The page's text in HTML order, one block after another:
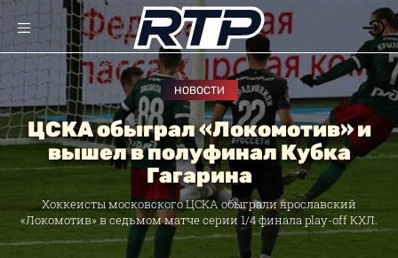
НОВОСТИ
ЦСКА обыграл «Локомотив» и
вышел в полуфинал Кубка
Гагарина
Хоккеисты московского ЦСКА обыграли ярославский
«Локомотив» в седьмом матче серии 1/4 финала play-off КХЛ.